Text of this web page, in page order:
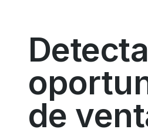
Detecta
de